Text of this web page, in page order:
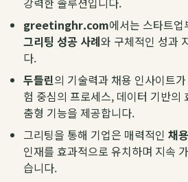
greetinghr.com에서는 스타트
그리팅 성공 사례와 구체적인 성과
다.
두들린의 기술력과 채용 인사이트
험 중심의 프로세스, 데이터 기반의
춤형 기능을 제공합니다.
그리팅을 통해 기업은 매력적인 채
인재를 효과적으로 유치하며 지속
습니다.